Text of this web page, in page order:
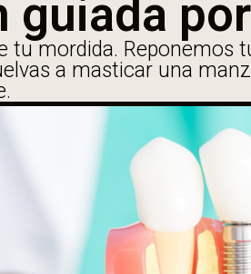
guiada
tu mordida. Reponemos
a masticar una